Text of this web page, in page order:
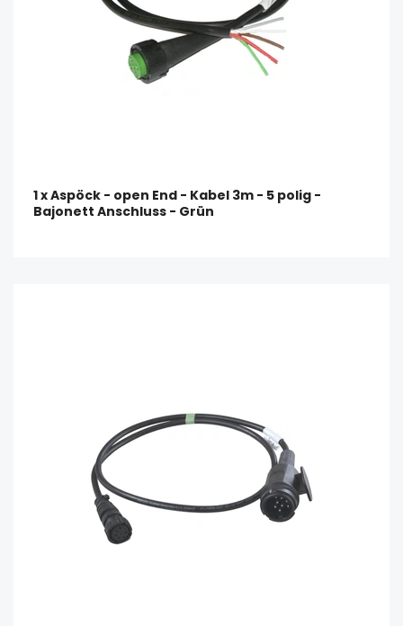
1 x Aspöck - open End - Kabel 3m - 5 polig -
Bajonett Anschluss - Grün